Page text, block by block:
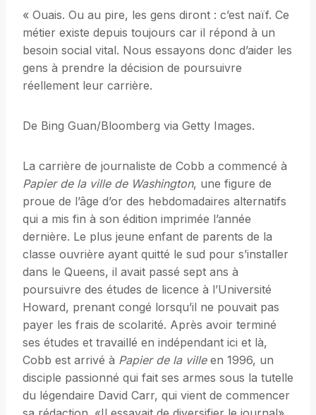
« Ouais. Ou au pire, les gens diront : c’est naïf. Ce
métier existe depuis toujours car il répond à un
besoin social vital. Nous essayons donc d’aider les
gens à prendre la décision de poursuivre
réellement leur carrière.
De Bing Guan/Bloomberg via Getty Images.
La carrière de journaliste de Cobb a commencé à
Papier de la ville de Washington, une figure de
proue de l’âge d’or des hebdomadaires alternatifs
qui a mis fin à son édition imprimée l’année
dernière. Le plus jeune enfant de parents de la
classe ouvrière ayant quitté le sud pour s’installer
dans le Queens, il avait passé sept ans à
poursuivre des études de licence à l’Université
Howard, prenant congé lorsqu’il ne pouvait pas
payer les frais de scolarité. Après avoir terminé
ses études et travaillé en indépendant ici et là,
Cobb est arrivé à Papier de la villeen 1996, un
disciple passionné qui fait ses armes sous la tutelle
du légendaire David Carr, qui vient de commencer